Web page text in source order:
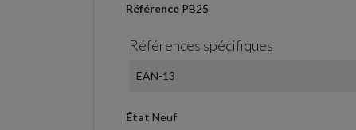
Référence PB25
Références spécifiques
EAN-13
État Neuf